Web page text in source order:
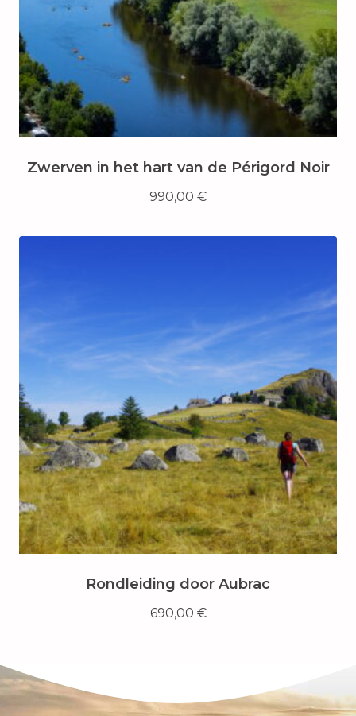
Zwerven in het hart van de Périgord Noir
990,00 €
Rondleiding door Aubrac
690,00 €